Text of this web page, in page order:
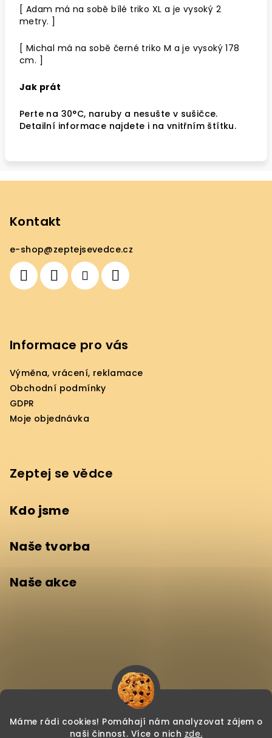
Máme rádi cookies! Pomáhají nám analyzovat zájem o
naši činnost. Více o nich zde.
[ Adam má na sobě bílé triko XL a je vysoký 2
metry. ]
[ Michal má na sobě černé triko M a je vysoký 178
cm. ]
Jak prát
Perte na 30°C, naruby a nesušte v sušičce.
Detailní informace najdete i na vnitřním štítku.
Kontakt
e-shop@zeptejsevedce.cz
Informace pro vás
Výměna, vrácení, reklamace
Obchodní podmínky
GDPR
Moje objednávka
Zeptej se vědce
Kdo jsme
Naše tvorba
Naše akce